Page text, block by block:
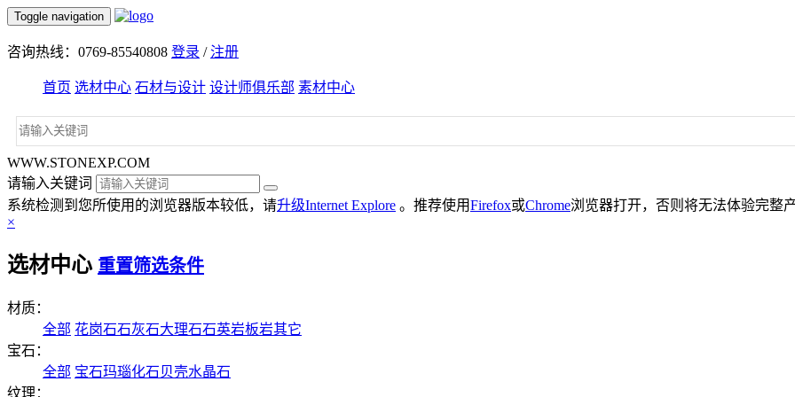
Toggle navigation
咨询热线：0769-85540808 登录 /注册
首页 选材中心 石材与设计 设计师俱乐部 素材中心
WWW.STONEXP.COM
请输入关键词
系统检测到您所使用的浏览器版本较低，请升级Internet Explore 。推荐使用Firefox或Chrome浏览器打开，否则将无法体验完整
×
选材中心 重置筛选条件
材质：
全部 花岗石石灰石大理石石英岩板岩其它
宝石：
全部 宝石玛瑙化石贝壳水晶石
纹理：